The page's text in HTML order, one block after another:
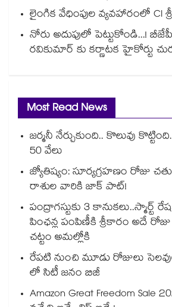
లైంగిక వేధింపుల వ్యవహారంలో CI
నోరు అదుపులో పెట్టుకోండి...!
రవికుమార్ కు కర్ణాటక హైకోర్టు
Most Read News
జర్మనీ నేర్చుకుంది.. కొలువు
50 వేలు
జ్యోతిష్యం: సూర్యగ్రహణం రోజు
రాశుల వారికి జాక్ పాట్!
పంద్రాగస్టుకు 3 కానుకలు..స్మార్ట్
పింఛన్ల పంపిణీకి శ్రీకారం అదే రోజు
చట్టం అమల్లోకి
రేపటి నుంచి మూడు రోజులు
లో సిటీ జనం బిజీ
Amazon Great Freedom Sale